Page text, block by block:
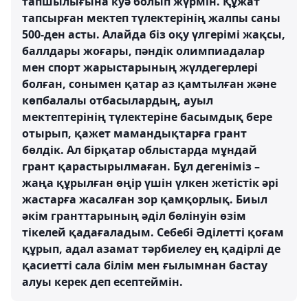
тапсырған мектеп түлектерінің жалпы саны
500-ден асты. Алайда біз оқу үлгерімі жақсы,
баллдары жоғары, пәндік олимпиадалар
мен спорт жарыстарының жүлдегерлері
болған, сонымен қатар аз қамтылған және
көпбалалы отбасылардың, ауыл
мектептерінің түлектеріне басымдық бере
отырып, қажет мамандықтарға грант
бөлдік. Ал бірқатар облыстарда мұндай
грант қарастырылмаған. Бұл дегеніміз –
жаңа құрылған өңір үшін үлкен жетістік әрі
жастарға жасалған зор қамқорлық. Биыл
әкім гранттарының әділ бөлінуін өзім
тікелей қадағаладым. Себебі Әділетті қоғам
құрып, адал азамат тәрбиелеу ең қадірлі де
қасиетті сала білім мен ғылымнан бастау
алуы керек деп есептеймін.